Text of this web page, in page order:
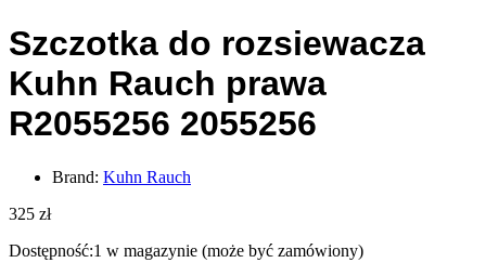
Szczotka do rozsiewacza
Kuhn Rauch prawa
R2055256 2055256
Brand: Kuhn Rauch
325 zł
Dostępność:1 w magazynie (może być zamówiony)